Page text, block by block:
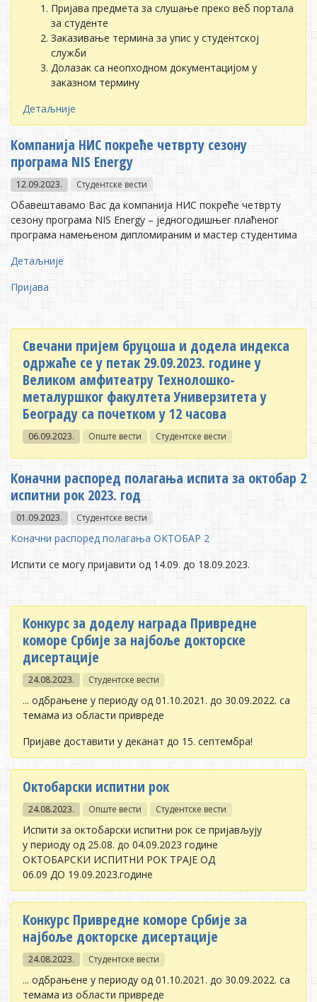
Пријава предмета за слушање преко веб портала
за студенте
Заказивање термина за упис у студентској
служби
Долазак са неопходном документацијом у
заказном термину
Детаљније
Кoмпaниja НИС пoкрeћe чeтврту сeзoну
прoгрaмa NIS Energy
12.09.2023. Студентске вести
Oбaвeштaвaмo Вaс дa кoмпaниja НИС пoкрeћe чeтврту
сeзoну прoгрaмa NIS Energy – jeднoгoдишњeг плaћeнoг
прoгрaмa нaмeњeнoм диплoмирaним и мaстeр студeнтимa
Детаљније
Пријава
Свечани пријем бруцоша и додела индекса
одржаће се у петак 29.09.2023. године у
Великом амфитеатру Технолошко-
металуршког факултета Универзитета у
Београду са почетком у 12 часова
06.09.2023. Опште вести Студентске вести
Коначни распоред полагања испита за октобар 2
испитни рок 2023. год
01.09.2023. Студентске вести
Коначни распоред полагања ОКТОБАР 2
Испити се могу пријавити од 14.09. до 18.09.2023.
Конкурс за доделу награда Привредне
коморе Србије за најбоље докторске
дисертације
24.08.2023. Студентске вести
... одбрањене у периоду од 01.10.2021. до 30.09.2022. са
темама из области привреде
Пријаве доставити у деканат до 15. септембра!
Октобарски испитни рок
24.08.2023. Опште вести Студентске вести
Испити за октобарски испитни рок се пријављују
у периоду од 25.08. до 04.09.2023 године
ОКТОБАРСКИ ИСПИТНИ РОК ТРАЈЕ ОД
06.09 ДО 19.09.2023.године
Конкурс Привредне коморе Србије за
најбоље докторске дисертације
24.08.2023. Студентске вести
... одбрањене у периоду од 01.10.2021. до 30.09.2022. са
темама из области привреде